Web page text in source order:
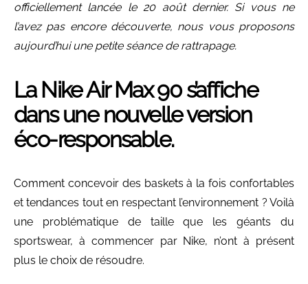
officiellement lancée le 20 août dernier. Si vous ne
l’avez pas encore découverte, nous vous proposons
aujourd’hui une petite séance de rattrapage.
La Nike Air Max 90 s’affiche
dans une nouvelle version
éco-responsable.
Comment concevoir des baskets à la fois confortables
et tendances tout en respectant l’environnement ? Voilà
une problématique de taille que les géants du
sportswear, à commencer par Nike, n’ont à présent
plus le choix de résoudre.